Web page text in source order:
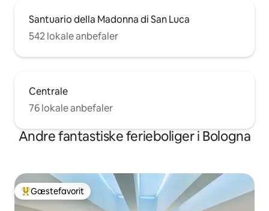
Santuario della Madonna di San Luca
542 lokale anbefaler
Centrale
76 lokale anbefaler
Andre fantastiske ferieboliger i Bologna
Bedste gæstefavorit
Gæstefavorit